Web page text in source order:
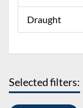
Draught
Selected filters: